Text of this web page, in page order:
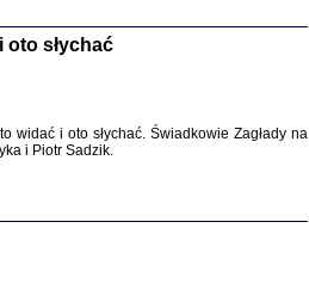
oto słychać
widać i oto słychać. Świadkowie Zagłady na
i Piotr Sadzik.